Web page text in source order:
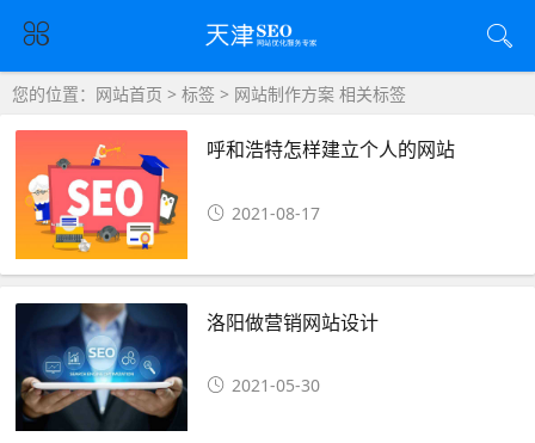
您的位置： 网站首页 > 标签 > 网站制作方案 相关标签
呼和浩特怎样建立个人的网站
2021-08-17
洛阳做营销网站设计
2021-05-30